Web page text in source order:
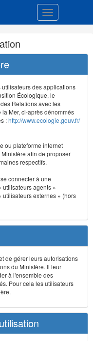
Toggle
des applications
Écologique, le
Relations avec les
Mer, ci-après dénommés
:http://www.ecologie.gouv.fr/
ou plateforme internet
afin de proposer
respectifs.
connecter à une
utilisateurs agents »
utilisateurs externes » (hors
de gérer leurs autorisations
du Ministère. Il leur
à l'ensemble des
Pour cela les utilisateurs